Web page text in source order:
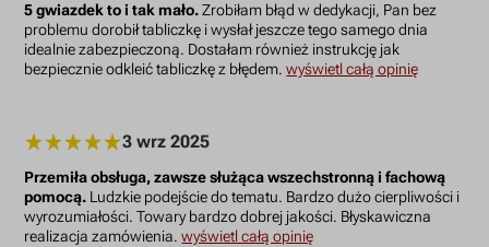
5 gwiazdek to i tak mało.Zrobiłam błąd w dedykacji, Pan bez
problemu dorobił tabliczkę i wysłał jeszcze tego samego dnia
idealnie zabezpieczoną. Dostałam również instrukcję jak
bezpiecznie odkleić tabliczkę z błędem.wyświetl całą opinię
3 wrz 2025
Przemiła obsługa, zawsze służąca wszechstronną i fachową
pomocą. Ludzkie podejście do tematu. Bardzo dużo cierpliwości i
wyrozumiałości. Towary bardzo dobrej jakości. Błyskawiczna
realizacja zamówienia.wyświetl całą opinię